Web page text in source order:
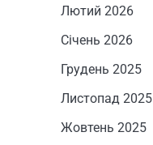
Лютий 2026
Січень 2026
Грудень 2025
Листопад 2025
Жовтень 2025